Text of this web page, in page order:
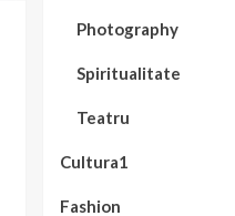
Photography
Spiritualitate
Teatru
Cultura1
Fashion